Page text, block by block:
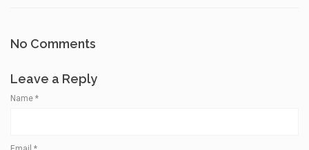
No Comments
Leave a Reply
Name *